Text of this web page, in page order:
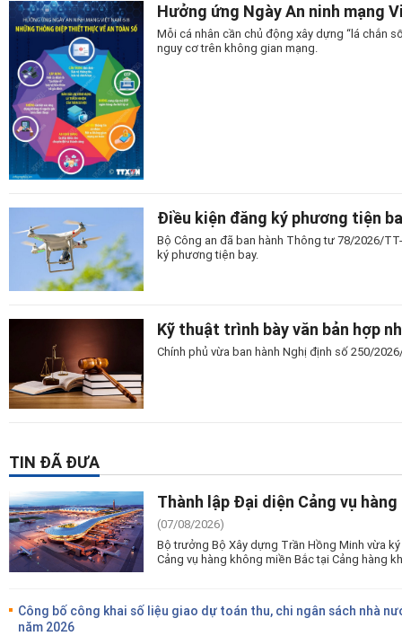
Hưởng ứng Ngày An ninh mạng
Mỗi cá nhân cần chủ động xây dựng “lá chắn
nguy cơ trên không gian mạng.
Điều kiện đăng ký phương tiện
Bộ Công an đã ban hành Thông tư 78/2026/
ký phương tiện bay.
Kỹ thuật trình bày văn bản hợp
Chính phủ vừa ban hành Nghị định số 250/
TIN ĐÃ ĐƯA
Thành lập Đại diện Cảng vụ
(07/08/2026)
Bộ trưởng Bộ Xây dựng Trần Hồng Minh vừa
Cảng vụ hàng không miền Bắc tại Cảng hàng
Công bố công khai số liệu giao dự toán thu, chi ngân sách nhà
năm 2026